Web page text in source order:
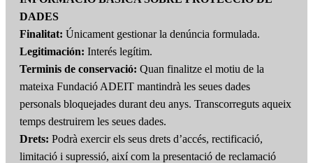
DADES
Finalitat: Únicament gestionar la denúncia formulada.
Legitimación: Interés legítim.
Terminis de conservació: Quan finalitze el motiu de la
mateixa Fundació ADEIT mantindrà les seues dades
personals bloquejades durant deu anys. Transcorreguts aqueix
temps destruirem les seues dades.
Drets: Podrà exercir els seus drets d’accés, rectificació,
limitació i supressió, així com la presentació de reclamació